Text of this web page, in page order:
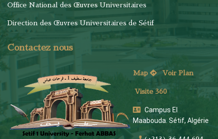
Office National des Œuvres Universitaires
Direction des Œuvres Universitaires de Sétif
Contactez nous
Map Voir Plan
Visite 360
Campus El
Maabouda. Sétif, Algérie